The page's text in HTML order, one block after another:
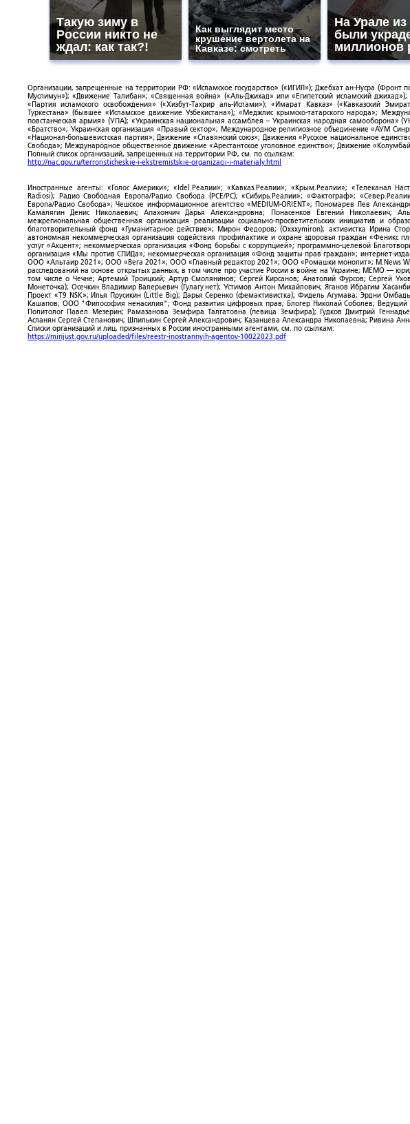
Такую зиму в
России никто не
ждал: как так?!
Как выглядит место
крушение вертолета на
Кавказе: смотреть
На Урале
были
миллионов
Организации, запрещенные на территории РФ: «Исламское государство» («ИГИЛ»); Джебхат ан-Нусра (Фронт
Муслимун»); «Движение Талибан»; «Священная война» («Аль-Джихад» или «Египетский исламский
«Партия исламского освобождения» («Хизбут-Тахрир аль-Ислами»); «Имарат Кавказ» («Кавказский
Туркестана» (бывшее «Исламское движение Узбекистана»); «Меджлис крымско-татарского народа»;
повстанческая армия» (УПА); «Украинская национальная ассамблея – Украинская народная самооборона»
«Братство»; Украинская организация «Правый сектор»; Международное религиозное объединение «АУМ
«Национал-большевистская партия»; Движение «Славянский союз»; Движения «Русское национальное
Свобода»; Международное общественное движение «Арестантское уголовное единство»; Движение
Полный список организаций, запрещенных на территории РФ, см. по ссылкам:
http://nac.gov.ru/terroristicheskie-i-ekstremistskie-organizacii-i-materialy.html
Иностранные агенты: «Голос Америки»; «Idel.Реалии»; «Кавказ.Реалии»; «Крым.Реалии»; «Телеканал
Radiosi); Радио Свободная Европа/Радио Свобода (PCE/PC); «Сибирь.Реалии»; «Фактограф»;
Европа/Радио Свобода»; Чешское информационное агентство «MEDIUM-ORIENT»; Пономарев Лев
Камалягин Денис Николаевич; Апахончич Дарья Александровна; Понасенков Евгений Николаевич;
межрегиональная общественная организация реализации социально-просветительских инициатив и
благотворительный фонд «Гуманитарное действие»; Мирон Федоров; (Oxxxymiron); активистка Ирина
автономная некоммерческая организация содействия профилактике и охране здоровья граждан «Феникс
услуг «Акцент»; некоммерческая организация «Фонд борьбы с коррупцией»; программно-целевой
организация «Мы против СПИДа»; некоммерческая организация «Фонд защиты прав граждан»; интернет-
ООО «Альтаир 2021»; ООО «Вега 2021»; ООО «Главный редактор 2021»; ООО «Ромашки монолит»; M.News
расследований на основе открытых данных, в том числе про участие России в войне на Украине; МЕМО —
том числе о Чечне; Артемий Троицкий; Артур Смолянинов; Сергей Кирсанов; Анатолий Фурсов; Сергей
Монеточка); Осечкин Владимир Валерьевич (Гулагу.нет); Устимов Антон Михайлович; Яганов Ибрагим
Проект «T9 NSK»; Илья Прусикин (Little Big); Дарья Серенко (фемактивистка); Фидель Агумава; Эрдни
Кашапов; ООО "Философия ненасилия"; Фонд развития цифровых прав; Блогер Николай Соболев; Ведущий
Политолог Павел Мезерин; Рамазанова Земфира Талгатовна (певица Земфира); Гудков Дмитрий
Асланян Сергей Степанович; Шпилькин Сергей Александрович; Казанцева Александра Николаевна; Ривина
Списки организаций и лиц, признанных в России иностранными агентами, см. по ссылкам:
https://minjust.gov.ru/uploaded/files/reestr-inostrannyih-agentov-10022023.pdf